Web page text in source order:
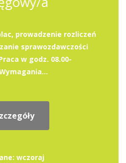
prowadzenie rozliczeń
sprawozdawczości
w godz. 08.00-
wczoraj